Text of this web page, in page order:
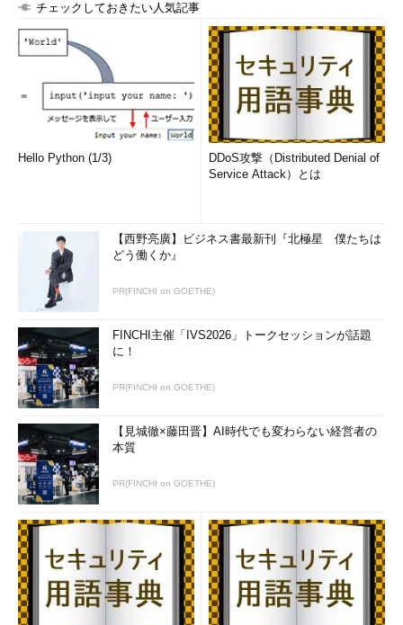
チェックしておきたい人気記事
Hello Python (1/3)
DDoS攻撃（Distributed Denial of
Service Attack）とは
【西野亮廣】ビジネス書最新刊『北極星 僕たちは
どう働くか』
PR(FINCHI on GOETHE)
FINCHI主催「IVS2026」トークセッションが話題
に！
PR(FINCHI on GOETHE)
【見城徹×藤田晋】AI時代でも変わらない経営者の
本質
PR(FINCHI on GOETHE)